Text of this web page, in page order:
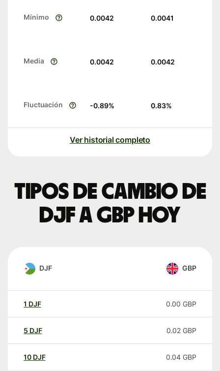
Mínimo 0.0042 0.0041
Media 0.0042 0.0042
Fluctuación -0.89% 0.83%
Ver historial completo
Tipos de cambio de
DJF a GBP hoy
DJF GBP
1 DJF 0.00 GBP
5 DJF 0.02 GBP
10 DJF 0.04 GBP